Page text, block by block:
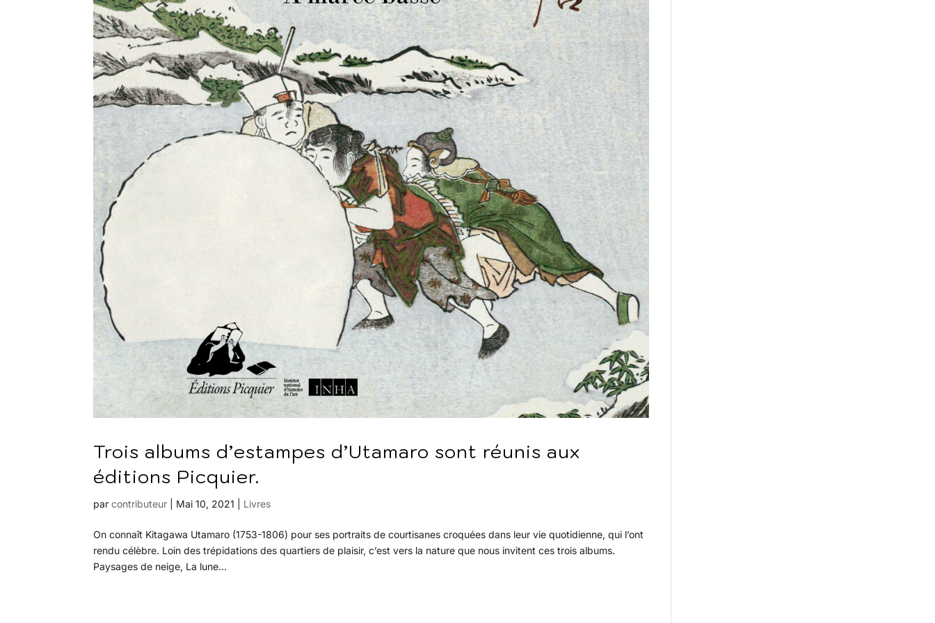
Trois albums d’estampes d’Utamaro sont réunis aux
éditions Picquier.
parcontributeur Mai 10, 2021 Livres
On connaît Kitagawa Utamaro (1753-1806) pour ses portraits de courtisanes croquées dans leur vie quotidienne, qui l’ont
rendu célèbre. Loin des trépidations des quartiers de plaisir, c’est vers la nature que nous invitent ces trois albums.
Paysages de neige, La lune...